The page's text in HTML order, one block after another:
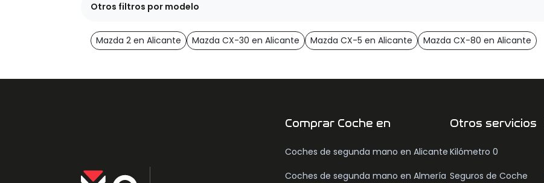
Otros filtros por modelo
Mazda 2 en Alicante Mazda CX-30 en Alicante Mazda CX-5 en Alicante Mazda CX-80 en Alicante
Comprar Coche en
Coches de segunda mano en Alicante
Coches de segunda mano en Almería
Otros servicios
Kilómetro 0
Seguros de Coche